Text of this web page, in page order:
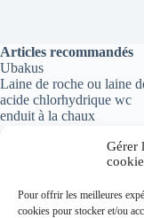
Gérer
Pour offrir les meilleures
cookies pour stocker et/ou
Articles recommandés
Ubakus
Laine de roche ou laine
acide chlorhydrique wc
enduit à la chaux
Politique de